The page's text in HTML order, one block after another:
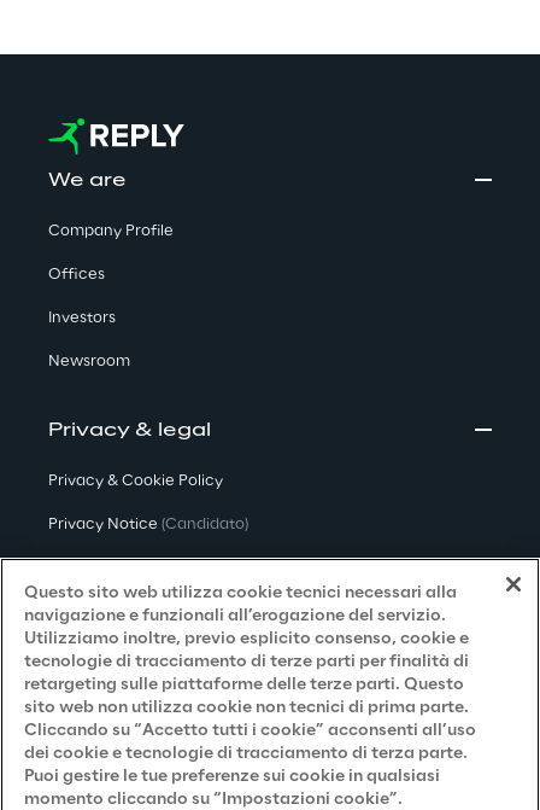
We are
Company Profile
Offices
Investors
Newsroom
Privacy & legal
Privacy & Cookie Policy
Privacy Notice (Candidato)
Privacy Notice(Fornitore)
Privacy Notice (Marketing)
Accessibilità
Careers
Questo sito web utilizza cookie tecnici necessari alla
navigazione e funzionali all’erogazione del servizio.
Utilizziamo inoltre, previo esplicito consenso, cookie e
tecnologie di tracciamento di terze parti per finalità di
retargeting sulle piattaforme delle terze parti. Questo
sito web non utilizza cookie non tecnici di prima parte.
Cliccando su “Accetto tutti i cookie” acconsenti all’uso
dei cookie e tecnologie di tracciamento di terza parte.
Puoi gestire le tue preferenze sui cookie in qualsiasi
momento cliccando su “Impostazioni cookie”.